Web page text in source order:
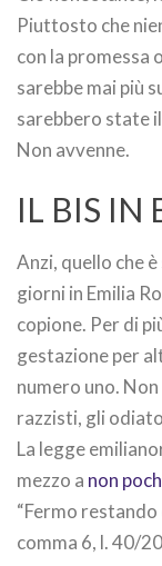
Piuttosto che
con la promessa
sarebbe mai più
sarebbero state
Non avvenne.
IL BIS IN
Anzi, quello che
giorni in Emilia
copione. Per di
gestazione per
numero uno.
razzisti, gli
La legge
mezzo a non
“Fermo
comma 6, l. 40/